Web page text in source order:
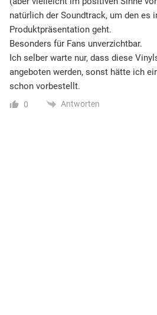
natürlich der Soundtrack, um den es
Produktpräsentation geht.
Besonders für Fans unverzichtbar.
Ich selber warte nur, dass diese
angeboten werden, sonst hätte ich
schon vorbestellt.
0 Antworten